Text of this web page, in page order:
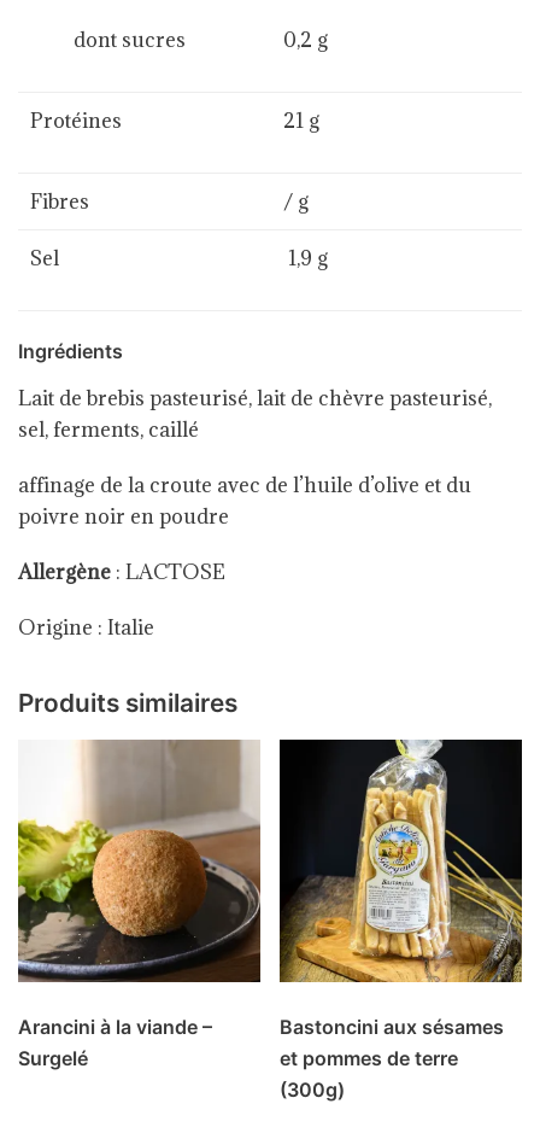
dont sucres 0,2 g
Protéines 21 g
Fibres / g
Sel 1,9 g
Ingrédients
Lait de brebis pasteurisé, lait de chèvre pasteurisé,
sel, ferments, caillé
affinage de la croute avec de l’huile d’olive et du
poivre noir en poudre
Allergène : LACTOSE
Origine : Italie
Produits similaires
Arancini à la viande –
Surgelé
Bastoncini aux sésames
et pommes de terre
(300g)